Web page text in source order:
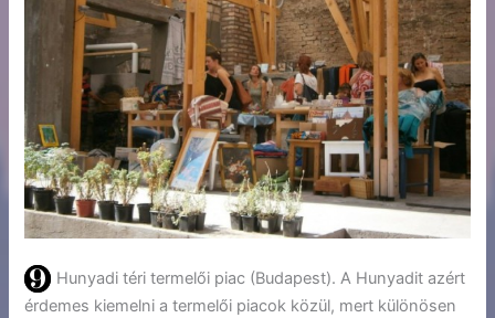
Hunyadi téri termelői piac (Budapest). A Hunyadit azért
érdemes kiemelni a termelői piacok közül, mert különösen